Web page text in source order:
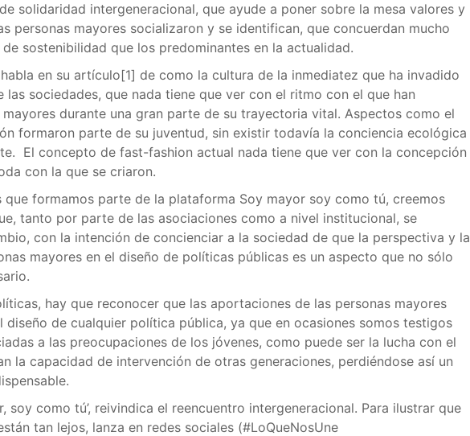
solidaridad intergeneracional, que ayude a poner sobre la mesa valores y
personas mayores socializaron y se identifican, que concuerdan mucho
sostenibilidad que los predominantes en la actualidad.
en su artículo[1] de como la cultura de la inmediatez que ha invadido
las sociedades, que nada tiene que ver con el ritmo con el que han
durante una gran parte de su trayectoria vital. Aspectos como el
formaron parte de su juventud, sin existir todavía la conciencia ecológica
El concepto de fast-fashion actual nada tiene que ver con la concepción
con la que se criaron.
que formamos parte de la plataforma Soy mayor soy como tú, creemos
tanto por parte de las asociaciones como a nivel institucional, se
con la intención de concienciar a la sociedad de que la perspectiva y la
mayores en el diseño de políticas públicas es un aspecto que no sólo
hay que reconocer que las aportaciones de las personas mayores
diseño de cualquier política pública, ya que en ocasiones somos testigos
a las preocupaciones de los jóvenes, como puede ser la lucha con el
la capacidad de intervención de otras generaciones, perdiéndose así un
soy como tú’, reivindica el reencuentro intergeneracional. Para ilustrar que
tan lejos, lanza en redes sociales (#LoQueNosUne